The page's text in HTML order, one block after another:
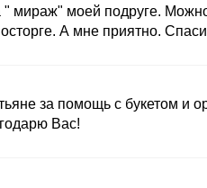
" мираж" моей подруге.
А мне приятно.
за помощь с букетом и
Вас!